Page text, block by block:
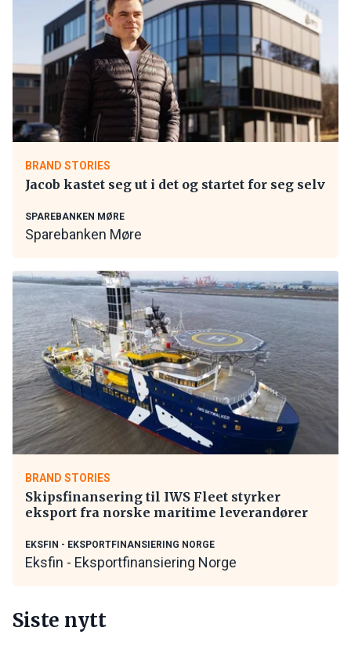
BRAND STORIES
Jacob kastet seg ut i det og startet for seg selv
SPAREBANKEN MØRE
Sparebanken Møre
BRAND STORIES
Skipsfinansering til IWS Fleet styrker
eksport fra norske maritime leverandører
EKSFIN - EKSPORTFINANSIERING NORGE
Eksfin - Eksportfinansiering Norge
Siste nytt